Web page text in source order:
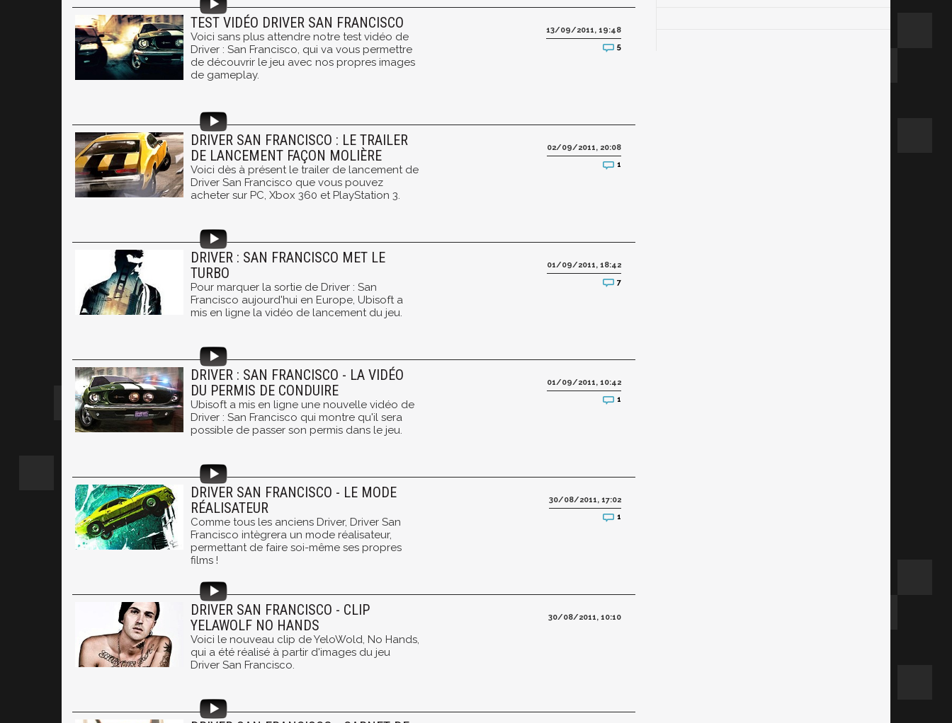
TEST VIDÉO DRIVER SAN FRANCISCO
Voici sans plus attendre notre test vidéo de
Driver : San Francisco, qui va vous permettre
de découvrir le jeu avec nos propres images
de gameplay.
13/09/2011, 19:48
5
DRIVER SAN FRANCISCO : LE TRAILER
DE LANCEMENT FAÇON MOLIÈRE
Voici dès à présent le trailer de lancement de
Driver San Francisco que vous pouvez
acheter sur PC, Xbox 360 et PlayStation 3.
02/09/2011, 20:08
1
DRIVER : SAN FRANCISCO MET LE
TURBO
Pour marquer la sortie de Driver : San
Francisco aujourd'hui en Europe, Ubisoft a
mis en ligne la vidéo de lancement du jeu.
01/09/2011, 18:42
7
DRIVER : SAN FRANCISCO - LA VIDÉO
DU PERMIS DE CONDUIRE
Ubisoft a mis en ligne une nouvelle vidéo de
Driver : San Francisco qui montre qu'il sera
possible de passer son permis dans le jeu.
01/09/2011, 10:42
1
DRIVER SAN FRANCISCO - LE MODE
RÉALISATEUR
Comme tous les anciens Driver, Driver San
Francisco intègrera un mode réalisateur,
permettant de faire soi-même ses propres
films !
30/08/2011, 17:02
1
DRIVER SAN FRANCISCO - CLIP
YELAWOLF NO HANDS
Voici le nouveau clip de YeloWold, No Hands,
qui a été réalisé à partir d'images du jeu
Driver San Francisco.
30/08/2011, 10:10